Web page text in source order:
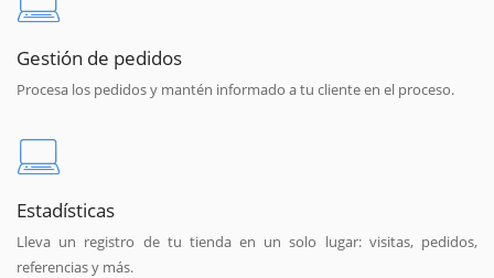
Gestión de pedidos
Procesa los pedidos y mantén informado a tu cliente en el proceso.
Estadísticas
Lleva un registro de tu tienda en un solo lugar: visitas, pedidos,
referencias y más.